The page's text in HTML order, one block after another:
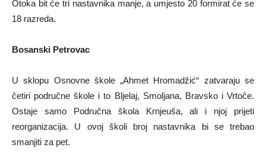
Otoka bit će tri nastavnika manje, a umjesto 20 formirat će se
18 razreda.
Bosanski Petrovac
U sklopu Osnovne škole „Ahmet Hromadžić“ zatvaraju se
četiri područne škole i to Bljelaj, Smoljana, Bravsko i Vrtoče.
Ostaje samo Područna škola Krnjeuša, ali i njoj prijeti
reorganizacija. U ovoj školi broj nastavnika bi se trebao
smanjiti za pet.